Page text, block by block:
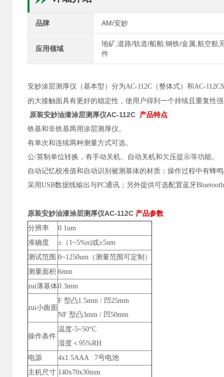
品牌 AM/安妙
应用领域
地矿,道路/轨道/船舶,钢铁/金属,航空航
件
安妙涂层测厚仪（基本型）分为AC-112C（整体式）和AC-
的大接触面具有更好的稳定性，使用户得到一个持续且重复性
原装安妙油漆涂层测厚仪AC-112C 产品特点
铁基和非铁基两用涂层测厚仪。
有单次和连续两种测量方式可选。
公/英制单位转换，有手动关机、自动关机和欠压提示等功能。
自动记忆校准值和自动识别被测基体的材质；操作过程中有蜂
采用USB数据线输出与PC通讯；另外提供可选配置蓝牙
原装安妙油漆涂层测厚仪AC-112C 产品参数
分辨率
0.1um
准确度
±（1~5%n)或±5um
测试范围 0~1250um（测量范围可定制）
测量面积 6mm
zui薄基体0.3mm
zui小曲面
F 型凸1.5mm / 凹25mm
NF 型凸3mm / 凹50mm
操作条件
温度-5~50°C
湿度＜95%RH
电源
4x1.5AAA 7号电池
主机尺寸 140x70x30mm